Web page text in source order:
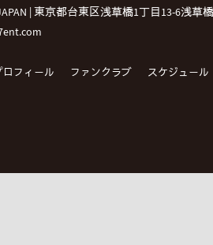
JAPAN | 東京都台東区浅草橋1丁目13-6浅草
ロフィール ファンクラブ スケジュール